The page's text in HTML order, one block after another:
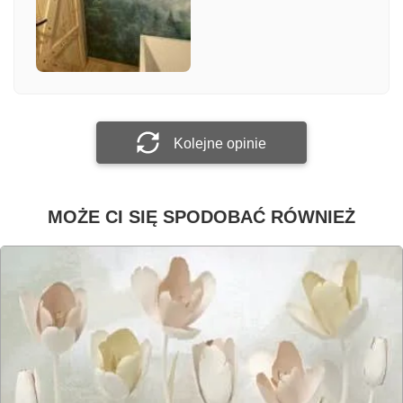
Załącz zdjęcie
Kolejne opinie
MOŻE CI SIĘ SPODOBAĆ RÓWNIEŻ